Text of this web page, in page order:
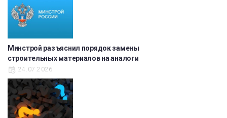
Минстрой разъяснил порядок замены
строительных материалов на аналоги
24.07.2026